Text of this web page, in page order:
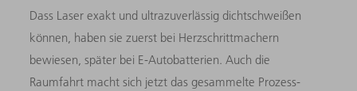
Dass Laser exakt und ultrazuverlässig dichtschweißen
können, haben sie zuerst bei Herzschrittmachern
bewiesen, später bei E-Autobatterien. Auch die
Raumfahrt macht sich jetzt das gesammelte Prozess-